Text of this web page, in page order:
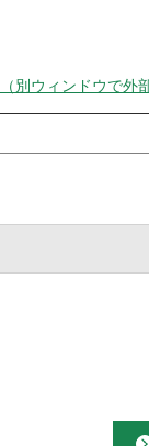
（別ウィンドウで外